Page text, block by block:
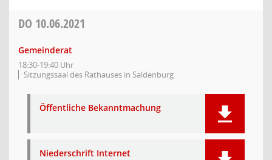
DO 10.06.2021
Gemeinderat
18:30-19:40 Uhr
Sitzungssaal des Rathauses in Saldenburg
Öffentliche Bekanntmachung
Niederschrift Internet